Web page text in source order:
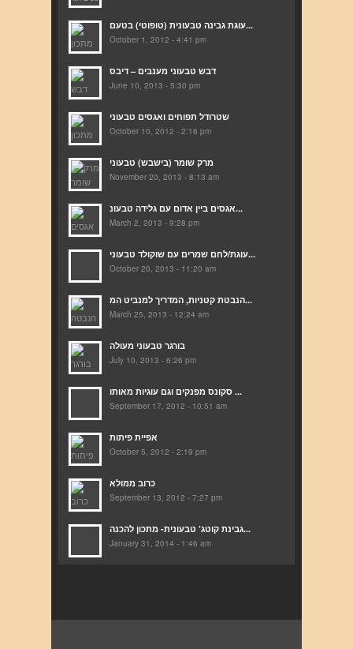
עוגת גבינה טבעונית (טופוטי) בטעם...
October 1, 2012 - 4:41 pm
דבש טבעוני מענבים – דיבס
June 10, 2013 - 5:30 pm
שטרודל תפוחים ואגסים טבעוני
October 10, 2012 - 2:16 pm
מרק שומר (בישבש) טבעוני
November 20, 2013 - 8:13 am
אגסים ביין אדום עם גלידה טבעונ...
March 2, 2013 - 9:28 pm
עוגת/לחם שמרים עם שוקולד טבעוני...
October 20, 2013 - 11:20 am
הנבטת קטניות, המדריך למנביט המ...
March 25, 2013 - 12:24 am
בורגר טבעוני מעולה
July 10, 2013 - 6:26 pm
סקונס מפנקים וגם עוגיות מאותו ...
September 17, 2012 - 10:51 am
אפיית פיתות
October 5, 2012 - 2:19 pm
כרוב ממולא
September 13, 2012 - 7:27 pm
גבינת קוטג’ טבעונית- מתכון להכנה...
January 31, 2014 - 1:46 am